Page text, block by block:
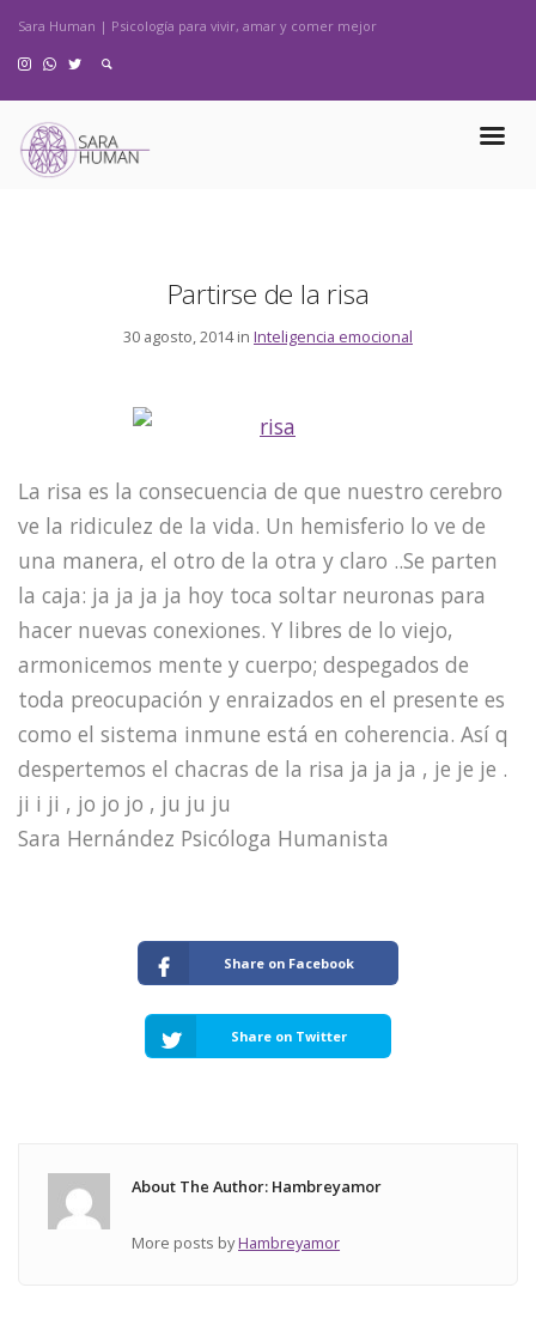
Sara Human | Psicología para vivir, amar y comer mejor
Partirse de la risa
30 agosto, 2014 in Inteligencia emocional
La risa es la consecuencia de que nuestro cerebro
ve la ridiculez de la vida. Un hemisferio lo ve de
una manera, el otro de la otra y claro ..Se parten
la caja: ja ja ja ja hoy toca soltar neuronas para
hacer nuevas conexiones. Y libres de lo viejo,
armonicemos mente y cuerpo; despegados de
toda preocupación y enraizados en el presente es
como el sistema inmune está en coherencia. Así q
despertemos el chacras de la risa ja ja ja , je je je .
ji i ji , jo jo jo , ju ju ju
Sara Hernández Psicóloga Humanista
Share on Facebook
Share on Twitter
About The Author: Hambreyamor
More posts byHambreyamor